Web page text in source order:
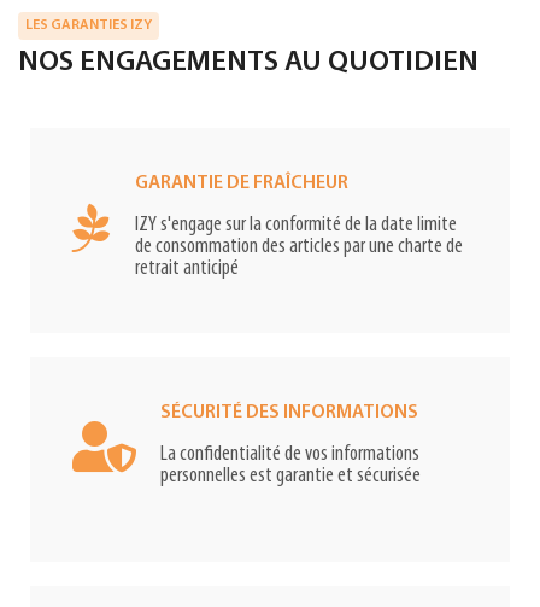
LES GARANTIES IZY
NOS ENGAGEMENTS AU QUOTIDIEN
GARANTIE DE FRAÎCHEUR
IZY s'engage sur la conformité de la date limite
de consommation des articles par une charte de
retrait anticipé
SÉCURITÉ DES INFORMATIONS
La confidentialité de vos informations
personnelles est garantie et sécurisée